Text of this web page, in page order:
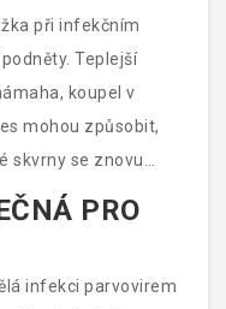
při infekčním
Teplejší
koupel v
mohou způsobit,
skvrny se znovu
či dnech opět
po dobu
PRO
infekci parvovirem